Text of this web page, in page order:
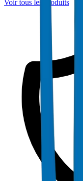
Voir tous les produits